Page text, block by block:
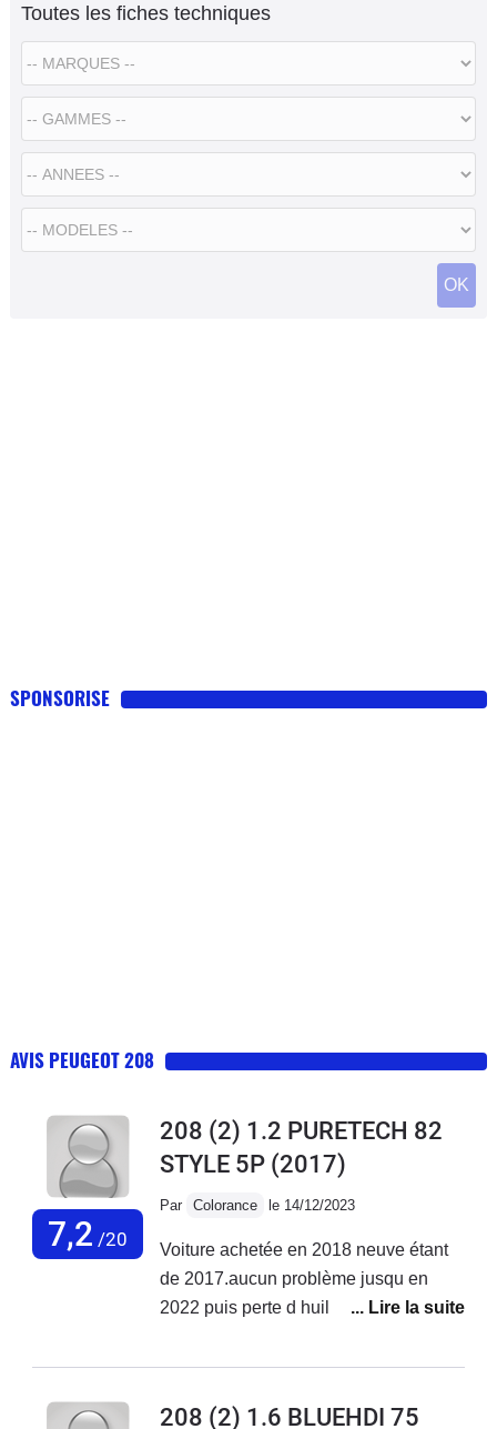
Toutes les fiches techniques
SPONSORISE
AVIS PEUGEOT 208
7,2 /20
208 (2) 1.2 PURETECH 82
STYLE 5P (2017)
Par Colorance le 14/12/2023
Voiture achetée en 2018 neuve étant
de 2017.aucun problème jusqu en
2022 puis perte d huile ++ à en
des pannes 2ooo euros de réparation
euros de réparations voiture non
208 (2) 1.6 BLUEHDI 75